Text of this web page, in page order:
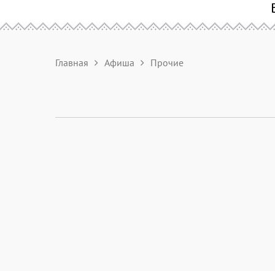
Главная Афиша Прочие